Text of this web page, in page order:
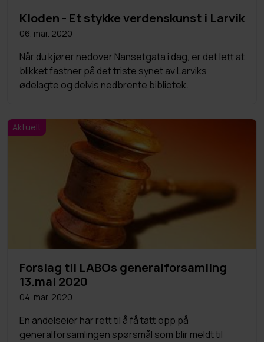
Kloden - Et stykke verdenskunst i Larvik
06. mar. 2020
Når du kjører nedover Nansetgata i dag, er det lett at
blikket fastner på det triste synet av Larviks
ødelagte og delvis nedbrente bibliotek.
Aktuelt
Forslag til LABOs generalforsamling
13.mai 2020
04. mar. 2020
En andelseier har rett til å få tatt opp på
generalforsamlingen spørsmål som blir meldt til